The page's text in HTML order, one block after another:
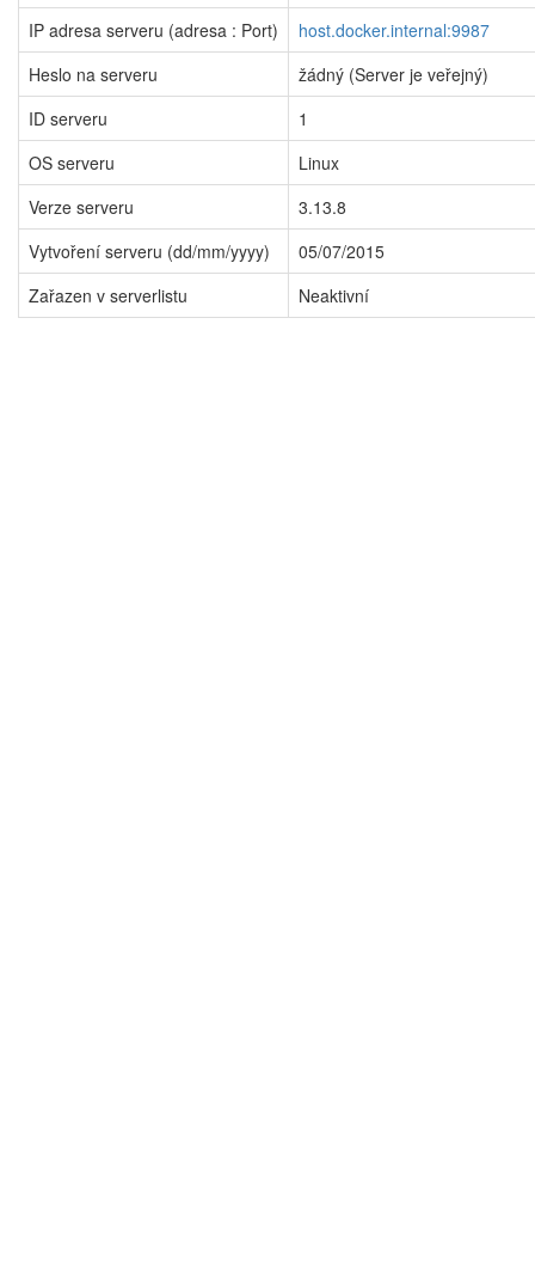
IP adresa serveru (adresa : Port)
host.docker.internal:9987
Heslo na serveru
žádný (Server je veřejný)
ID serveru
1
OS serveru
Linux
Verze serveru
3.13.8
Vytvoření serveru (dd/mm/yyyy)
05/07/2015
Zařazen v serverlistu
Neaktivní